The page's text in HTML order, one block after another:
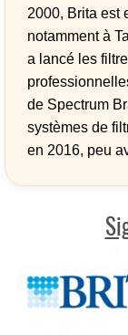
2000, Brita est
notamment à
a lancé les
de Spectrum
systèmes de
en 2016, peu